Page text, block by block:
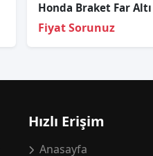
Fiyat Sorunuz
Hızlı Erişim
Anasayfa